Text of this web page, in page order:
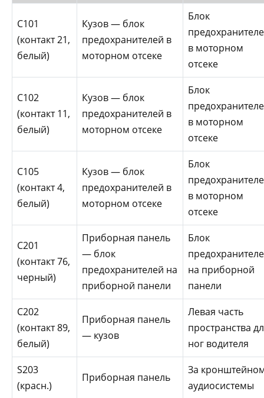
С101
(контакт 21,
белый)
Кузов — блок
предохранителей в
моторном отсеке
Блок
в моторном
отсеке
С102
(контакт 11,
белый)
Кузов — блок
предохранителей в
моторном отсеке
Блок
в моторном
отсеке
С105
(контакт 4,
белый)
Кузов — блок
предохранителей в
моторном отсеке
Блок
в моторном
отсеке
С201
(контакт 76,
черный)
Приборная панель
— блок
предохранителей на
приборной панели
Блок
на приборной
панели
С202
(контакт 89,
белый)
Приборная панель
— кузов
Левая часть
пространства
ног водителя
S203
(красн.)
Приборная панель
За
аудиосистемы